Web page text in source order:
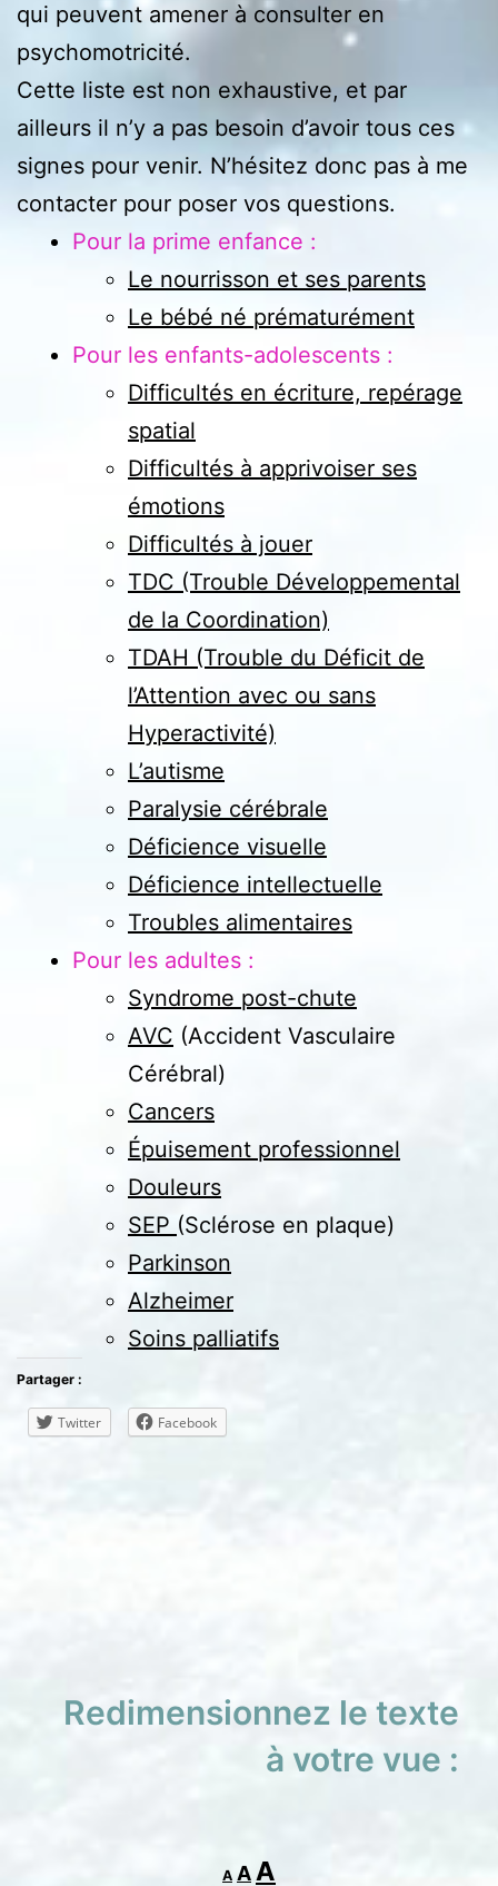
qui peuvent amener à consulter en
psychomotricité.
Cette liste est non exhaustive, et par
ailleurs il n’y a pas besoin d’avoir tous ces
signes pour venir. N’hésitez donc pas à me
contacter pour poser vos questions.
Pour la prime enfance :
Le nourrisson et ses parents
Le bébé né prématurément
Pour les enfants-adolescents :
Difficultés en écriture, repérage
spatial
Difficultés à apprivoiser ses
émotions
Difficultés à jouer
TDC (Trouble Développemental
de la Coordination)
TDAH (Trouble du Déficit de
l’Attention avec ou sans
Hyperactivité)
L’autisme
Paralysie cérébrale
Déficience visuelle
Déficience intellectuelle
Troubles alimentaires
Pour les adultes :
Syndrome post-chute
AVC (Accident Vasculaire
Cérébral)
Cancers
Épuisement professionnel
Douleurs
SEP (Sclérose en plaque)
Parkinson
Alzheimer
Soins palliatifs
Partager :
Twitter Facebook
Redimensionnez le texte
à votre vue :
A
Decrease
A Reset
A